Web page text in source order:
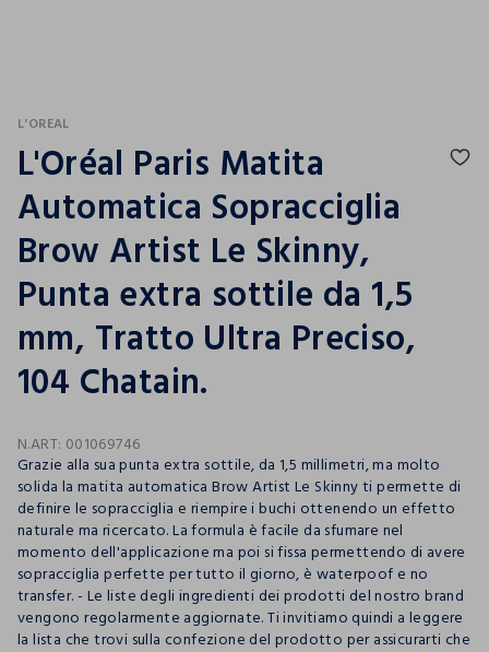
L'OREAL
L'Oréal Paris Matita
Automatica Sopracciglia
Brow Artist Le Skinny,
Punta extra sottile da 1,5
mm, Tratto Ultra Preciso,
104 Chatain.
N.ART: 001069746
Grazie alla sua punta extra sottile, da 1,5 millimetri, ma molto
solida la matita automatica Brow Artist Le Skinny ti permette di
definire le sopracciglia e riempire i buchi ottenendo un effetto
naturale ma ricercato. La formula è facile da sfumare nel
momento dell'applicazione ma poi si fissa permettendo di avere
sopracciglia perfette per tutto il giorno, è waterpoof e no
transfer. - Le liste degli ingredienti dei prodotti del nostro brand
vengono regolarmente aggiornate. Ti invitiamo quindi a leggere
la lista che trovi sulla confezione del prodotto per assicurarti che